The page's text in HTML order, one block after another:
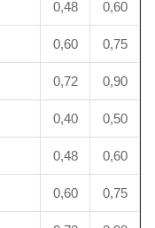
0,48 0,60
0,60 0,75
0,72 0,90
0,40 0,50
0,48 0,60
0,60 0,75